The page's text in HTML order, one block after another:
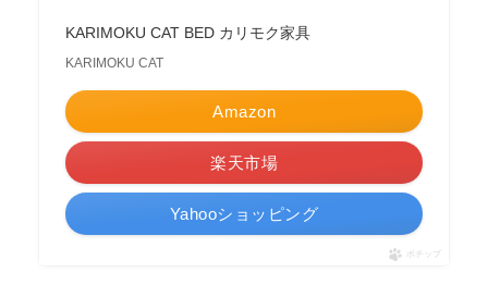
KARIMOKU CAT BED カリモク家具
KARIMOKU CAT
Amazon
楽天市場
Yahooショッピング
ポチップ